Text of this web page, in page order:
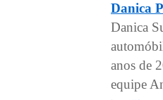
Danica
Danica
anos de
equipe